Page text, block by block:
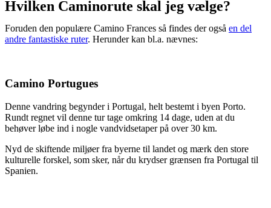
Hvilken Caminorute skal jeg vælge?
Foruden den populære Camino Frances så findes der også en del
andre fantastiske ruter. Herunder kan bl.a. nævnes:
Camino Portugues
Denne vandring begynder i Portugal, helt bestemt i byen Porto.
Rundt regnet vil denne tur tage omkring 14 dage, uden at du
behøver løbe ind i nogle vandvidsetaper på over 30 km.
Nyd de skiftende miljøer fra byerne til landet og mærk den store
kulturelle forskel, som sker, når du krydser grænsen fra Portugal til
Spanien.